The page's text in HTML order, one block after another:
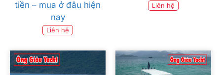
tiền – mua ở đâu hiện
nay
Liên hệ
Liên hệ